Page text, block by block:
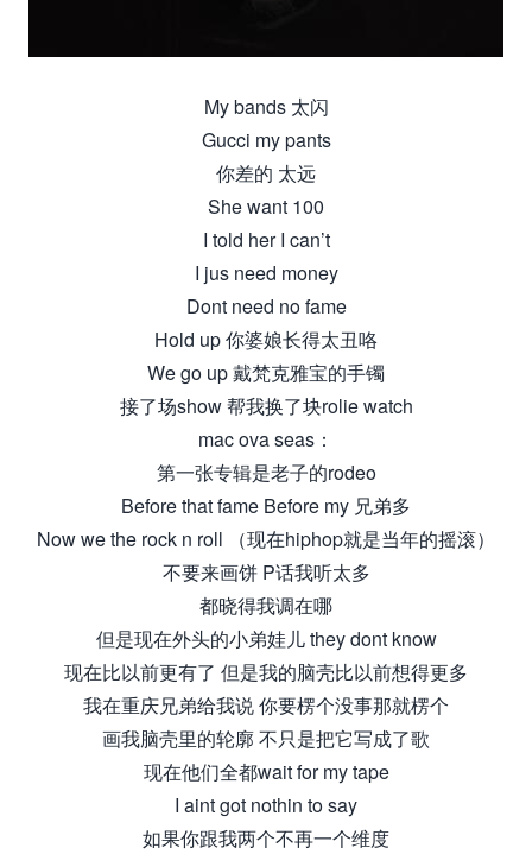
My bands 太闪
Gucci my pants
你差的 太远
She want 100
I told her I can’t
I jus need money
Dont need no fame
Hold up 你婆娘长得太丑咯
We go up 戴梵克雅宝的手镯
接了场show 帮我换了块rolie watch
mac ova seas：
第一张专辑是老子的rodeo
Before that fame Before my 兄弟多
Now we the rock n roll （现在hiphop就是当年的摇滚）
不要来画饼 P话我听太多
都晓得我调在哪
但是现在外头的小弟娃儿 they dont know
现在比以前更有了 但是我的脑壳比以前想得更多
我在重庆兄弟给我说 你要楞个没事那就楞个
画我脑壳里的轮廓 不只是把它写成了歌
现在他们全都wait for my tape
I aint got nothin to say
如果你跟我两个不再一个维度